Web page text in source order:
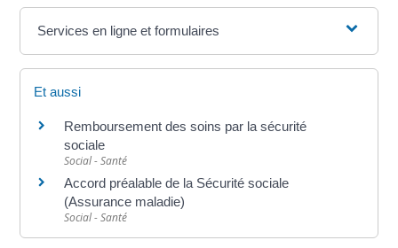
Services en ligne et formulaires
Et aussi
Remboursement des soins par la sécurité
sociale
Social - Santé
Accord préalable de la Sécurité sociale
(Assurance maladie)
Social - Santé